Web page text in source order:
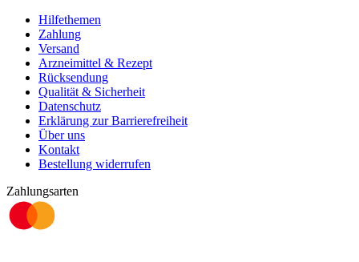
Hilfethemen
Zahlung
Versand
Arzneimittel & Rezept
Rücksendung
Qualität & Sicherheit
Datenschutz
Erklärung zur Barrierefreiheit
Über uns
Kontakt
Bestellung widerrufen
Zahlungsarten